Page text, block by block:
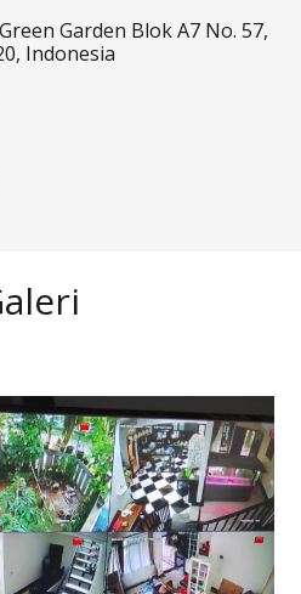
Garden Blok A7 No. 57,
Indonesia